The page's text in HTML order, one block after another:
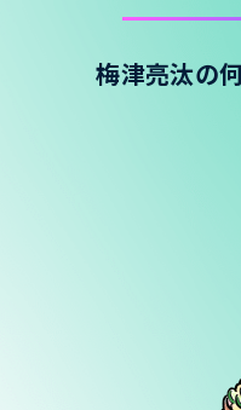
梅津亮汰の